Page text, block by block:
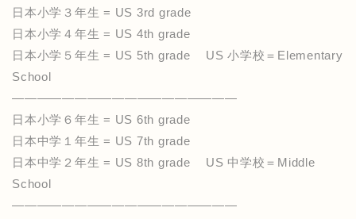
日本小学３年生 = US 3rd grade
日本小学４年生 = US 4th grade
日本小学５年生 = US 5th grade US 小学校＝Elementary
School
——————————————————
日本小学６年生 = US 6th grade
日本中学１年生 = US 7th grade
日本中学２年生 = US 8th grade US 中学校＝Middle
School
——————————————————